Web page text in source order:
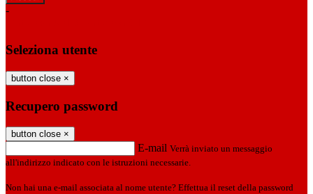
-
Seleziona utente
button close ×
Recupero password
button close ×
E-mail Verrà inviato un messaggio
all'indirizzo indicato con le istruzioni necessarie.
Non hai una e-mail associata al nome utente? Effettua il reset della password